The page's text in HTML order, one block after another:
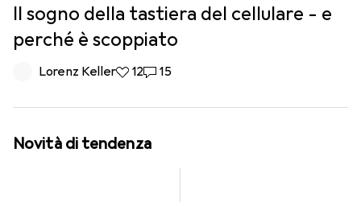
Il sogno della tastiera del cellulare - e
perché è scoppiato
Lorenz Keller12 like
1215 commenti
15
Novità di tendenza